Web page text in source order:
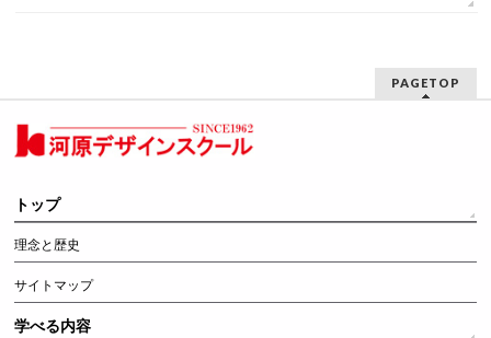
PAGETOP
トップ
理念と歴史
サイトマップ
学べる内容